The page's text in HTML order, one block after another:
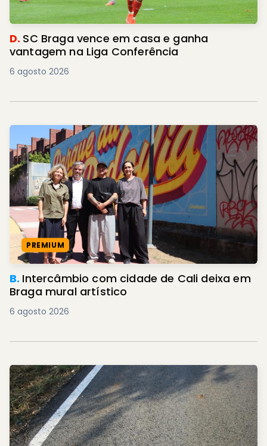
D. SC Braga vence em casa e ganha
vantagem na Liga Conferência
6 agosto 2026
PREMIUM
B. Intercâmbio com cidade de Cali deixa em
Braga mural artístico
6 agosto 2026